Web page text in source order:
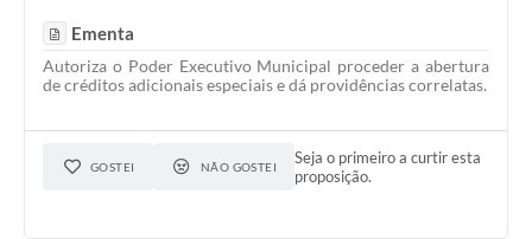
Ementa
Autoriza o Poder Executivo Municipal proceder a abertura
de créditos adicionais especiais e dá providências correlatas.
GOSTEI NÃO GOSTEI
Seja o primeiro a curtir esta
proposição.